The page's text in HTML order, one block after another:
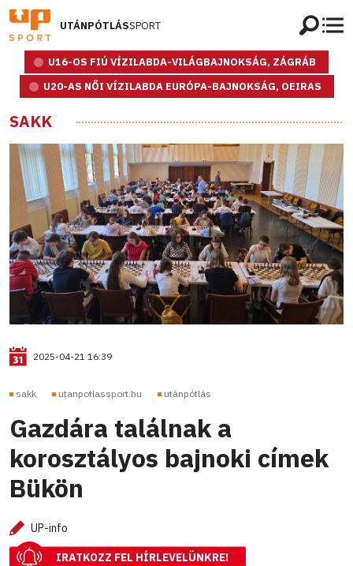
UTÁNPÓTLÁSSPORT
U16-OS FIÚ VÍZILABDA-VILÁGBAJNOKSÁG, ZÁGRÁB
U20-AS NŐI VÍZILABDA EURÓPA-BAJNOKSÁG, OEIRAS
SAKK
2025-04-21 16:39
sakk utanpotlassport.hu utánpótlás
Gazdára találnak a
korosztályos bajnoki címek
Bükön
UP-info
IRATKOZZ FEL HÍRLEVELÜNKRE!